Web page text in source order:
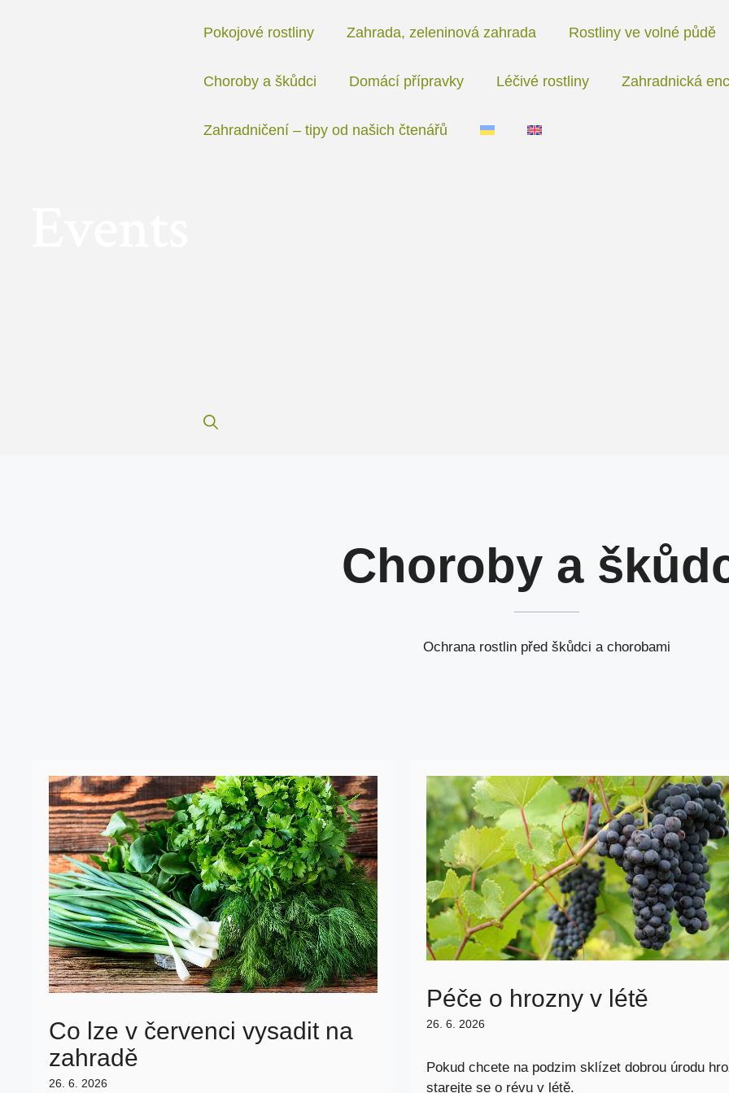
Pokojové rostliny Zahrada, zeleninová zahrada Rostliny ve volné půdě
Choroby a škůdci Domácí přípravky Léčivé rostliny Zahradnická
Zahradničení – tipy od našich čtenářů
Choroby a
Ochrana rostlin před škůdci a chorobami
Co lze v červenci vysadit na
zahradě
26. 6. 2026
Péče o hrozny v létě
26. 6. 2026
Pokud chcete na podzim sklízet dobrou úrodu
starejte se o révu v létě.